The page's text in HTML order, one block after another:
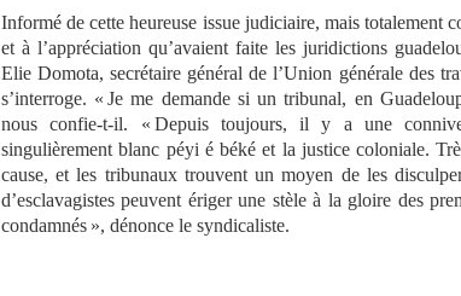
Informé de cette heureuse issue judiciaire, mais totalement
et à l’appréciation qu’avaient faite les juridictions
Elie Domota, secrétaire général de l’Union générale des
s’interroge. « Je me demande si un tribunal, en
nous confie-t-il. « Depuis toujours, il y a une
singulièrement blanc péyi é béké et la justice coloniale.
cause, et les tribunaux trouvent un moyen de les
d’esclavagistes peuvent ériger une stèle à la gloire des
condamnés », dénonce le syndicaliste.